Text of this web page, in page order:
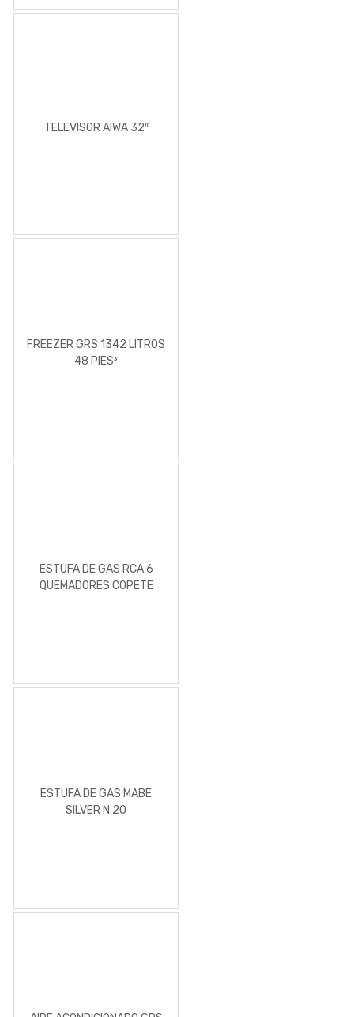
TELEVISOR AIWA 32″
FREEZER GRS 1342 LITROS
48 PIES³
ESTUFA DE GAS RCA 6
QUEMADORES COPETE
ESTUFA DE GAS MABE
SILVER N.20